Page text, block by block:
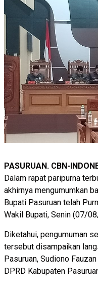
PASURUAN. CBN-
Dalam rapat paripurna
akhirnya mengumumkan
Bupati Pasuruan telah
Wakil Bupati, Senin (07/
Diketahui, pengumuman
tersebut disampaikan
Pasuruan, Sudiono
DPRD Kabupaten